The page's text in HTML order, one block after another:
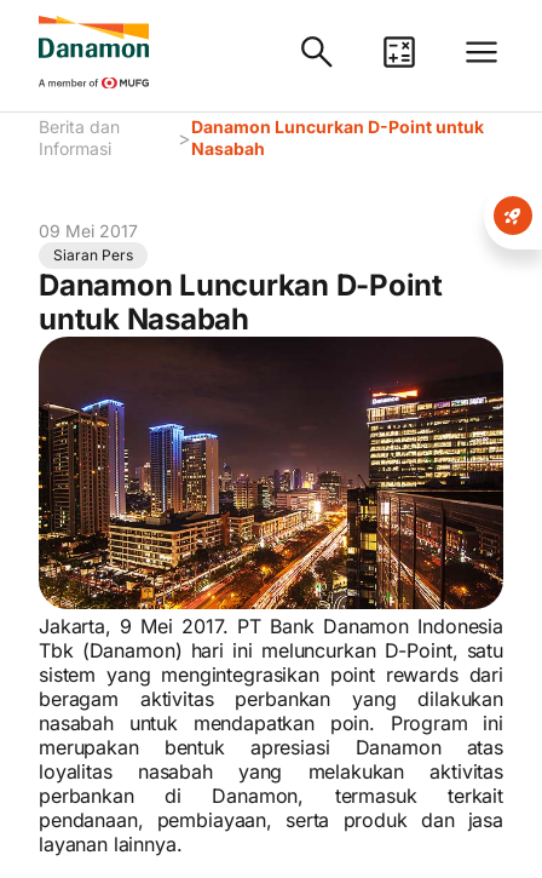
Berita dan
Informasi
>Danamon Luncurkan D-Point untuk
Nasabah
09 Mei 2017
Siaran Pers
Danamon Luncurkan D-Point
untuk Nasabah
Jakarta, 9 Mei 2017. PT Bank Danamon Indonesia
Tbk (Danamon) hari ini meluncurkan D-Point, satu
sistem yang mengintegrasikan point rewards dari
beragam aktivitas perbankan yang dilakukan
nasabah untuk mendapatkan poin. Program ini
merupakan bentuk apresiasi Danamon atas
loyalitas nasabah yang melakukan aktivitas
perbankan di Danamon, termasuk terkait
pendanaan, pembiayaan, serta produk dan jasa
layanan lainnya.